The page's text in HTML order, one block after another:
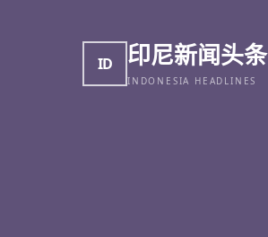
ID 印尼新闻头条
INDONESIA HEADLINES